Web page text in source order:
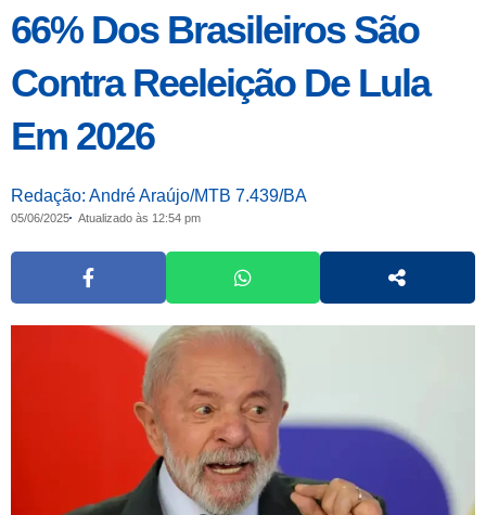
66% Dos Brasileiros São
Contra Reeleição De Lula
Em 2026
Redação: André Araújo/MTB 7.439/BA
05/06/2025 Atualizado às 12:54 pm